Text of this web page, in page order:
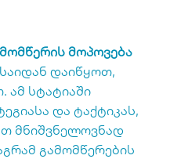
მოპოვება
დაიწყოთ,
სტატიაში
და ტაქტიკას,
მნიშვნელოვნად
გამომწერების